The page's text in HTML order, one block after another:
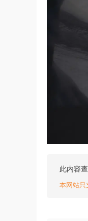
此内容
本网站只